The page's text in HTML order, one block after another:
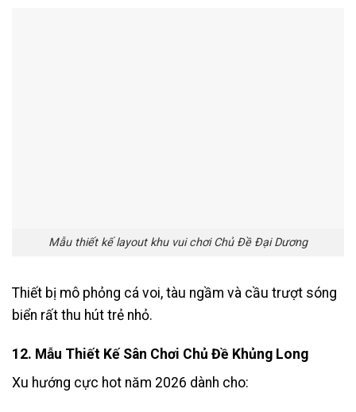
Mẫu thiết kế layout khu vui chơi Chủ Đề Đại Dương
Thiết bị mô phỏng cá voi, tàu ngầm và cầu trượt sóng
biển rất thu hút trẻ nhỏ.
12. Mẫu Thiết Kế Sân Chơi Chủ Đề Khủng Long
Xu hướng cực hot năm 2026 dành cho: